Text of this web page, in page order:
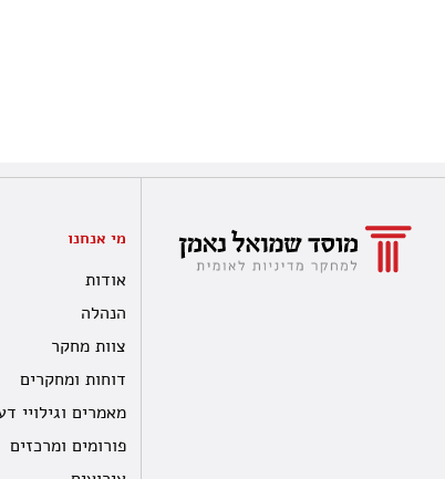
מי אנחנו
אודות
הנהלה
צוות מחקר
דוחות ומחקרים
מאמרים וגילויי
פורומים ומרכזים